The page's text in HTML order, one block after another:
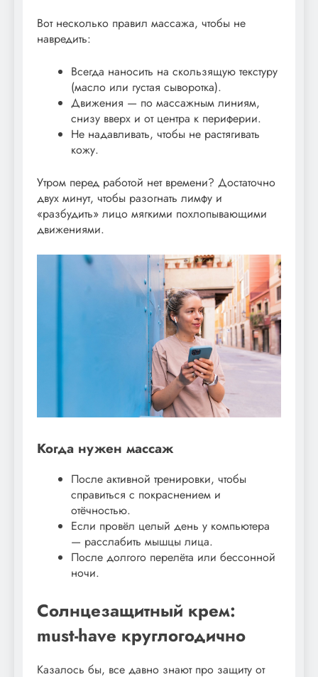
Вот несколько правил массажа, чтобы не
навредить:
Всегда наносить на скользящую текстуру
(масло или густая сыворотка).
Движения — по массажным линиям,
снизу вверх и от центра к периферии.
Не надавливать, чтобы не растягивать
кожу.
Утром перед работой нет времени? Достаточно
двух минут, чтобы разогнать лимфу и
«разбудить» лицо мягкими похлопывающими
движениями.
Когда нужен массаж
После активной тренировки, чтобы
справиться с покраснением и
отёчностью.
Если провёл целый день у компьютера
— расслабить мышцы лица.
После долгого перелёта или бессонной
ночи.
Солнцезащитный крем:
must-have круглогодично
Казалось бы, все давно знают про защиту от